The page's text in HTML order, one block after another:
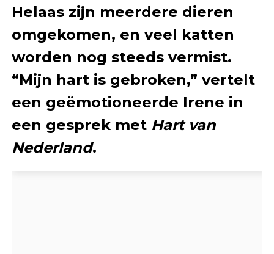
Helaas zijn meerdere dieren
omgekomen, en veel katten
worden nog steeds vermist.
“Mijn hart is gebroken,” vertelt
een geëmotioneerde Irene in
een gesprek met Hart van
Nederland.